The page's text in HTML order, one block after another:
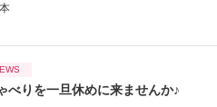
べりを一旦休めに来ませんか♪